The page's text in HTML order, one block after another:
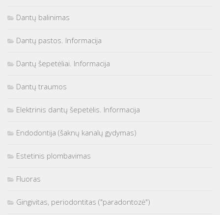
Dantų balinimas
Dantų pastos. Informacija
Dantų šepetėliai. Informacija
Dantų traumos
Elektrinis dantų šepetėlis. Informacija
Endodontija (šaknų kanalų gydymas)
Estetinis plombavimas
Fluoras
Gingivitas, periodontitas ("paradontozė")